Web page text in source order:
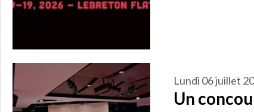
lundi 06 juillet
Un